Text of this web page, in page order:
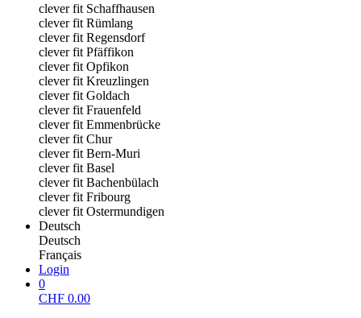
clever fit Schaffhausen
clever fit Rümlang
clever fit Regensdorf
clever fit Pfäffikon
clever fit Opfikon
clever fit Kreuzlingen
clever fit Goldach
clever fit Frauenfeld
clever fit Emmenbrücke
clever fit Chur
clever fit Bern-Muri
clever fit Basel
clever fit Bachenbülach
clever fit Fribourg
clever fit Ostermundigen
Deutsch
Deutsch
Français
Login
0
CHF 0.00